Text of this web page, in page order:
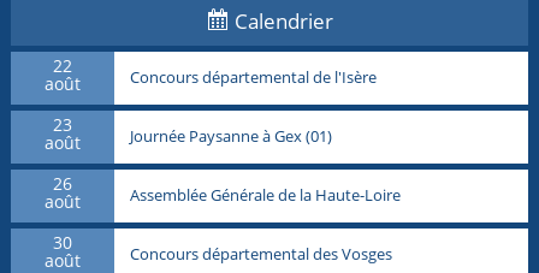
Calendrier
22
août Concours départemental de l'Isère
23
août Journée Paysanne à Gex (01)
26
août Assemblée Générale de la Haute-Loire
30
août Concours départemental des Vosges